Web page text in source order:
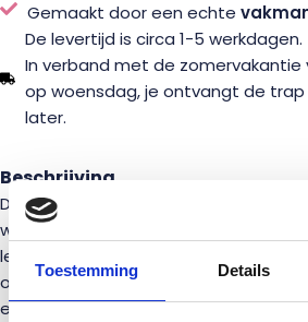
Toestemming Details
Gemaakt door een echte
De levertijd is circa 1-5 werkdagen.
In verband met de zomervakantie
op woensdag, je ontvangt de trap
later.
Beschrijving
Deze balustrade van vurenhout 100
wanneer je op zoek bent naar een
leverbaar is. Wij hebben er een grote
ook als je een grotere hoeveelheid
enkel probleem. De balustrade is